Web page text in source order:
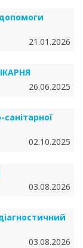
21.01.2026
26.06.2025
02.10.2025
03.08.2026
03.08.2026